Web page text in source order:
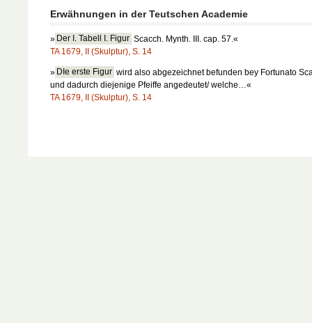
Erwähnungen in der Teutschen Academie
» Der I. Tabell I. Figur Scacch. Mynth. III. cap. 57.«
TA 1679, II (Skulptur), S. 14
» DIe erste Figur wird also abgezeichnet befunden bey Fortunato
und dadurch diejenige Pfeiffe angedeutet/ welche…«
TA 1679, II (Skulptur), S. 14